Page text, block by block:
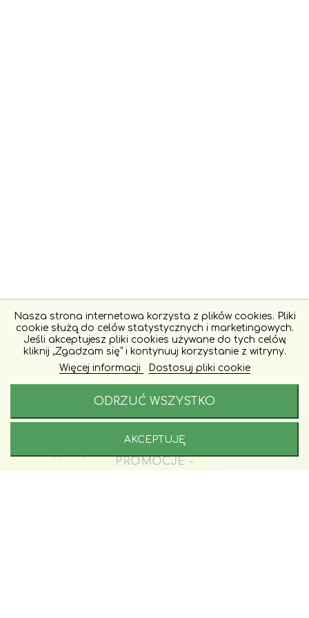
PROMOCJE -
Nasza strona internetowa korzysta z plików cookies. Pliki
cookie służą do celów statystycznych i marketingowych.
Jeśli akceptujesz pliki cookies używane do tych celów,
kliknij „Zgadzam się” i kontynuuj korzystanie z witryny.
Więcej informacji
Dostosuj pliki cookie
ODRZUĆ WSZYSTKO
AKCEPTUJĘ
+48 577 246 228
Godziny pracy naszej infoliii: 9 - 17